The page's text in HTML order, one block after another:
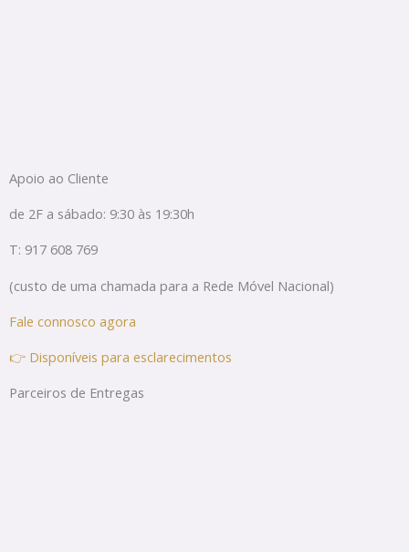
Apoio ao Cliente
de 2F a sábado: 9:30 às 19:30h
T: 917 608 769
(custo de uma chamada para a Rede Móvel Nacional)
Fale connosco agora
👉 Disponíveis para esclarecimentos
Parceiros de Entregas